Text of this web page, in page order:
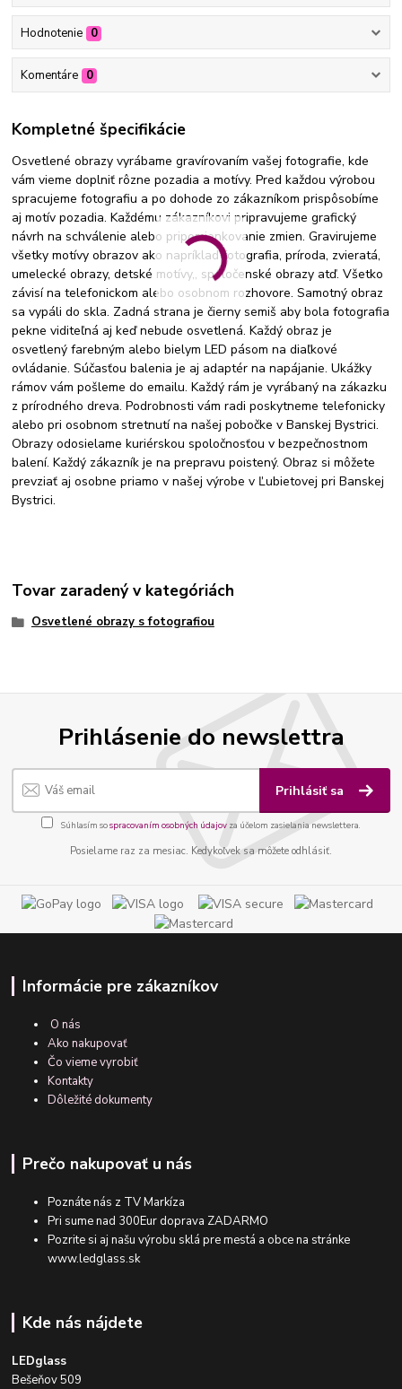
Hodnotenie 0
Komentáre 0
Kompletné špecifikácie
Osvetlené obrazy vyrábame gravírovaním vašej fotografie, kde
vám vieme doplniť rôzne pozadia a motívy. Pred každou výrobou
spracujeme fotografiu a po dohode zo zákazníkom prispôsobíme
aj motív pozadia. Každému zákazníkovi pripravujeme grafický
návrh na schválenie alebo pripomienkovanie zmien. Gravirujeme
všetky motívy obrazov ako napríklad fotografia, príroda, zvieratá,
umelecké obrazy, detské motívy,, spoločenské obrazy atď. Všetko
závisí na telefonickom alebo osobnom rozhovore. Samotný obraz
sa vypáli do skla. Zadná strana je čierny semiš aby bola fotografia
pekne viditeľná aj keď nebude osvetlená. Každý obraz je
osvetlený farebným alebo bielym LED pásom na diaľkové
ovládanie. Súčasťou balenia je aj adaptér na napájanie. Ukážky
rámov vám pošleme do emailu. Každý rám je vyrábaný na zákazku
z prírodného dreva. Podrobnosti vám radi poskytneme telefonicky
alebo pri osobnom stretnutí na našej pobočke v Banskej Bystrici.
Obrazy odosielame kuriérskou spoločnosťou v bezpečnostnom
balení. Každý zákazník je na prepravu poistený. Obraz si môžete
prevziať aj osobne priamo v našej výrobe v Ľubietovej pri Banskej
Bystrici.
Tovar zaradený v kategóriách
Osvetlené obrazy s fotografiou
Prihlásenie do newslettra
Prihlásiť sa
Súhlasím sospracovaním osobných údajov za účelom zasielania newslettera.
Posielame raz za mesiac. Kedykoľvek sa môžete odhlásiť.
Informácie pre zákazníkov
O nás
Ako nakupovať
Čo vieme vyrobiť
Kontakty
Dôležité dokumenty
Prečo nakupovať u nás
Poznáte nás z TV Markíza
Pri sume nad 300Eur doprava ZADARMO
Pozrite si aj našu výrobu sklá pre mestá a obce na stránke
www.ledglass.sk
Kde nás nájdete
LEDglass
Bešeňov 509